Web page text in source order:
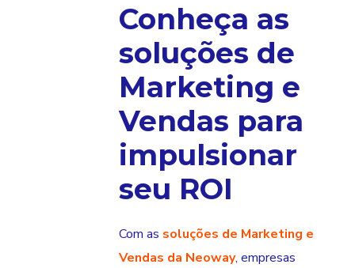
Conheça as
soluções de
Marketing e
Vendas para
impulsionar
seu ROI
Com as soluções de Marketing e
Vendas da Neoway, empresas